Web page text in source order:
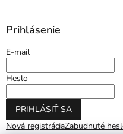
Prihlásenie
E-mail
Heslo
PRIHLÁSIŤ SA
Nová registráciaZabudnuté